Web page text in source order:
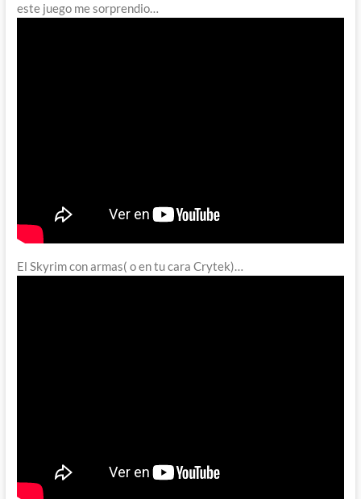
este juego me sorprendio…
El Skyrim con armas( o en tu cara Crytek)…